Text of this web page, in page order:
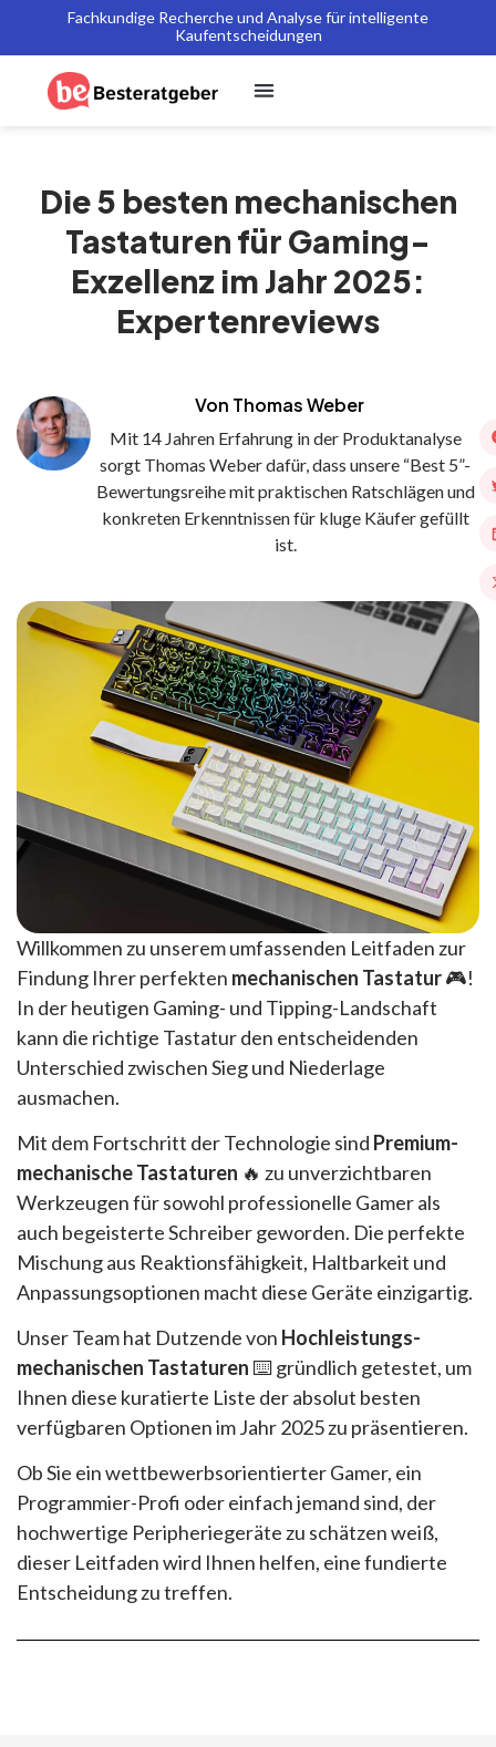
Fachkundige Recherche und Analyse für intelligente
Kaufentscheidungen
Die 5 besten mechanischen
Tastaturen für Gaming-
Exzellenz im Jahr 2025:
Expertenreviews
Von Thomas Weber
Mit 14 Jahren Erfahrung in der Produktanalyse
sorgt Thomas Weber dafür, dass unsere “Best 5”-
Bewertungsreihe mit praktischen Ratschlägen und
konkreten Erkenntnissen für kluge Käufer gefüllt
ist.
Willkommen zu unserem umfassenden Leitfaden zur
Findung Ihrer perfekten mechanischen Tastatur🎮!
In der heutigen Gaming- und Tipping-Landschaft
kann die richtige Tastatur den entscheidenden
Unterschied zwischen Sieg und Niederlage
ausmachen.
Mit dem Fortschritt der Technologie sind Premium-
mechanische Tastaturen 🔥 zu unverzichtbaren
Werkzeugen für sowohl professionelle Gamer als
auch begeisterte Schreiber geworden. Die perfekte
Mischung aus Reaktionsfähigkeit, Haltbarkeit und
Anpassungsoptionen macht diese Geräte einzigartig.
Unser Team hat Dutzende von Hochleistungs-
mechanischen Tastaturen ⌨️ gründlich getestet, um
Ihnen diese kuratierte Liste der absolut besten
verfügbaren Optionen im Jahr 2025 zu präsentieren.
Ob Sie ein wettbewerbsorientierter Gamer, ein
Programmier-Profi oder einfach jemand sind, der
hochwertige Peripheriegeräte zu schätzen weiß,
dieser Leitfaden wird Ihnen helfen, eine fundierte
Entscheidung zu treffen.